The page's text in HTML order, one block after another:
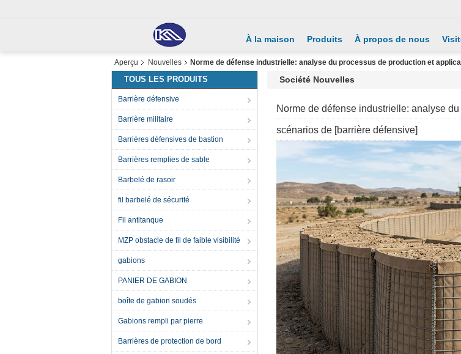
À la maison Produits À propos de nous
Aperçu Nouvelles Norme de défense industrielle: analyse du processus de production et
TOUS LES PRODUITS
Barrière défensive
Barrière militaire
Barrières défensives de bastion
Barrières remplies de sable
Barbelé de rasoir
fil barbelé de sécurité
Fil antitanque
MZP obstacle de fil de faible visibilité
gabions
PANIER DE GABION
boîte de gabion soudés
Gabions rempli par pierre
Barrières de protection de bord
Société Nouvelles
Norme de défense industrielle: analyse
scénarios de [barrière défensive]